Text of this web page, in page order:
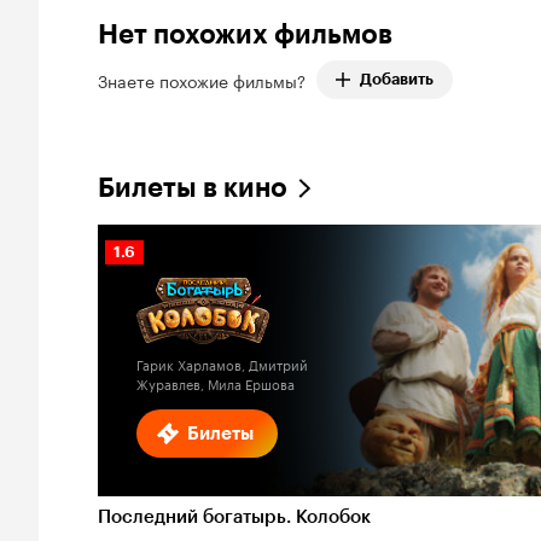
Нет похожих фильмов
Знаете похожие фильмы? Добавить
Билеты в кино
Билеты
Рейтинг
Кинопоиска
1.6
Гарик Харламов, Дмитрий
Журавлев, Мила Ершова
Последний богатырь. Колобок